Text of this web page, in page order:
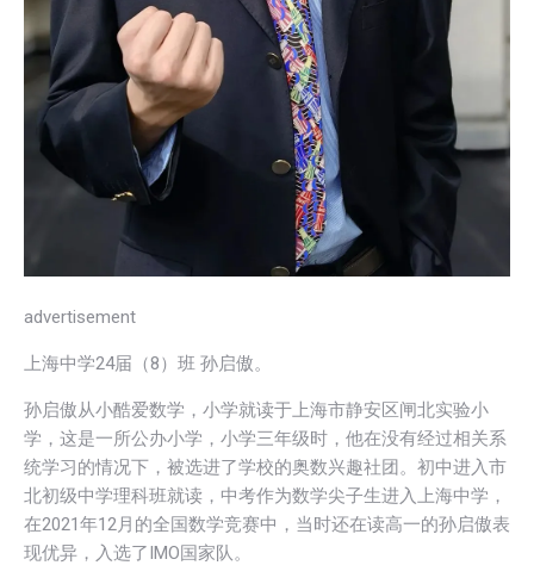
advertisement
上海中学24届（8）班 孙启傲。
孙启傲从小酷爱数学，小学就读于上海市静安区闸北实验小
学，这是一所公办小学，小学三年级时，他在没有经过相关系
统学习的情况下，被选进了学校的奥数兴趣社团。初中进入市
北初级中学理科班就读，中考作为数学尖子生进入上海中学，
在2021年12月的全国数学竞赛中，当时还在读高一的孙启傲表
现优异，入选了IMO国家队。